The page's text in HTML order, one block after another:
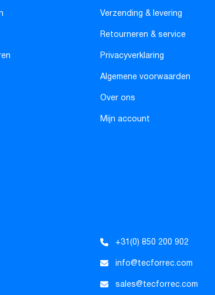
Verzending & levering
Retourneren & service
Privacyverklaring
Algemene voorwaarden
Over ons
Mijn account
+31(0) 850 200 902
info@tecforrec.com
sales@tecforrec.com